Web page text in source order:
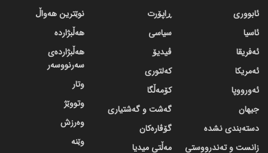
ئابووری
ئاسیا
ئەفریقا
ئەمریکا
ئەورووپا
جیهان
دسته‌بندی نشده
زانست و تەندرووستی
ڕاپۆرت
سیاسی
ڤیدیۆ
کەلتوری
کۆمەڵگا
گه‌شت و گه‌شتیاری
گۆڤاره‌کان
مەڵتی میدیا
نوێترین هەواڵ
هەڵبژاردە
هەڵبژاردەی
سەرنووسەر
وتار
وتووێژ
وەرزش
وێنە